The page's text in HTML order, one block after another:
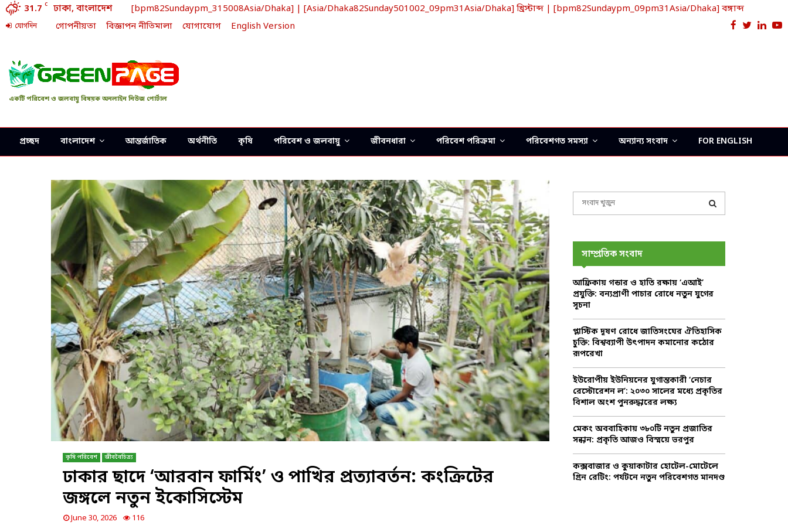
31.7 C ঢাকা, বাংলাদেশ [bpm82Sundaypm_315008Asia/Dhaka] | [Asia/Dhaka82Sunday501002_09pm31Asia/Dhaka] খ্রিস্টাব্দ | [bpm82Sundaypm_09pm31Asia/Dhaka] বঙ্গাব্দ
যোগদিন গোপনীয়তা বিজ্ঞাপন নীতিমালা যোগাযোগ English Version Facebook
Twitter
একটি পরিবেশ ও জলবায়ু বিষয়ক অনলাইন নিউজ পোর্টাল
প্রচ্ছদ বাংলাদেশ আন্তর্জাতিক অর্থনীতি কৃষি পরিবেশ ও জলবায়ু জীবনধারা পরিবেশ পরিক্রমা পরিবেশগত সমস্যা অন্যান্য সংবাদ FOR ENGLISH
কৃষি পরিবেশ জীববৈচিত্র্য
ঢাকার ছাদে ‘আরবান ফার্মিং’ ও পাখির প্রত্যাবর্তন: কংক্রিটের
জঙ্গলে নতুন ইকোসিস্টেম
June 30, 2026 116
o
r
:
R
C
H
সাম্প্রতিক সংবাদ
আফ্রিকায় গন্ডার ও হাতি রক্ষায় ‘এআই’
প্রযুক্তি: বন্যপ্রাণী পাচার রোধে নতুন যুগের
সূচনা
প্লাস্টিক দূষণ রোধে জাতিসংঘের ঐতিহাসিক
চুক্তি: বিশ্বব্যাপী উৎপাদন কমানোর কঠোর
রূপরেখা
ইউরোপীয় ইউনিয়নের যুগান্তকারী ‘নেচার
রেস্টোরেশন ল’: ২০৩০ সালের মধ্যে প্রকৃতির
বিশাল অংশ পুনরুদ্ধারের লক্ষ্য
মেকং অববাহিকায় ৩৮০টি নতুন প্রজাতির
সন্ধান: প্রকৃতি আজও বিস্ময়ে ভরপুর
কক্সবাজার ও কুয়াকাটার হোটেল-মোটেলে
গ্রিন রেটিং: পর্যটনে নতুন পরিবেশগত মানদণ্ড